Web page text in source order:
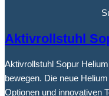
Aktivrollstuhl
Aktivrollstuhl Sopur
bewegen. Die neue
Optionen und innovativen